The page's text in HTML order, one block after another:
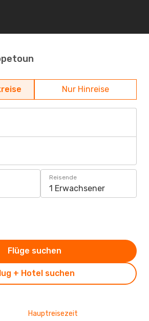
Nur Hinreise
Reisende
1 Erwachsener
+ Hotel suchen
Flüge suchen
Hauptreisezeit